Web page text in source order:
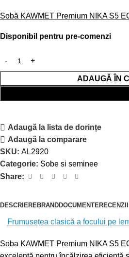
Sobă KAWMET Premium NIKA S5
Disponibil pentru pre-comenzi
ADAUGĂ ÎN
Adaugă la lista de dorințe
Adaugă la comparare
SKU: AL2920
Categorie: Sobe si seminee
Share:
DESCRIEREBRANDDOCUMENTE
Frumusețea clasică a focului pe
Soba KAWMET Premium NIKA S5